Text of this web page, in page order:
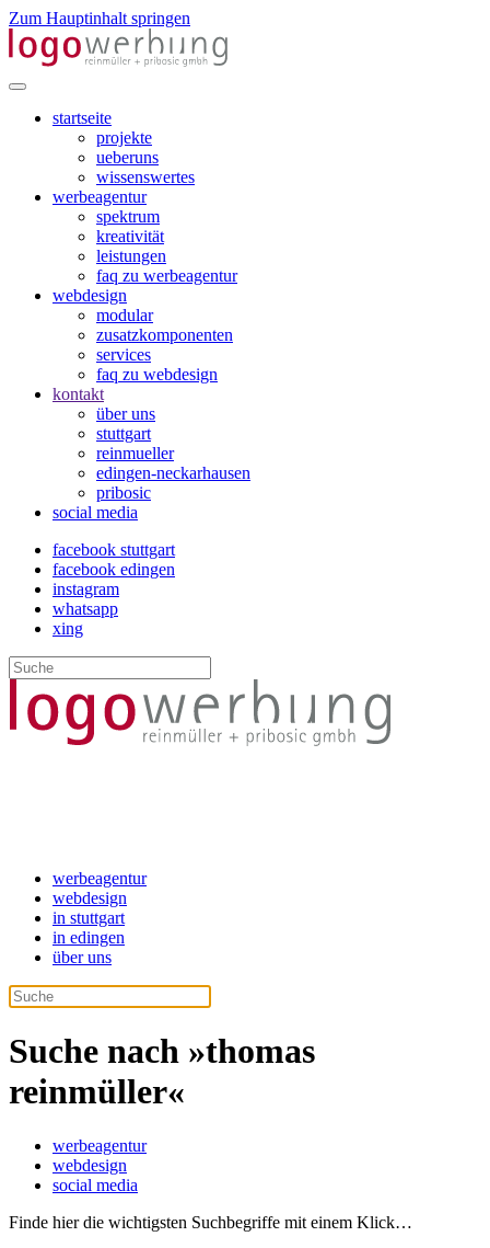
Zum Hauptinhalt springen
startseite
projekte
ueberuns
wissenswertes
werbeagentur
spektrum
kreativität
leistungen
faq zu werbeagentur
webdesign
modular
zusatzkomponenten
services
faq zu webdesign
kontakt
über uns
stuttgart
reinmueller
edingen-neckarhausen
pribosic
social media
facebook stuttgart
facebook edingen
instagram
whatsapp
xing
werbeagentur
webdesign
in stuttgart
in edingen
über uns
Suche nach »thomas
reinmüller«
werbeagentur
webdesign
social media
Finde hier die wichtigsten Suchbegriffe mit einem Klick…